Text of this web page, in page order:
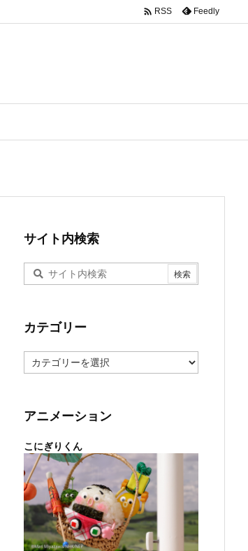
 RSS Feedly
サイト内検索
カテゴリー
テ
ー
アニメーション
こにぎりくん